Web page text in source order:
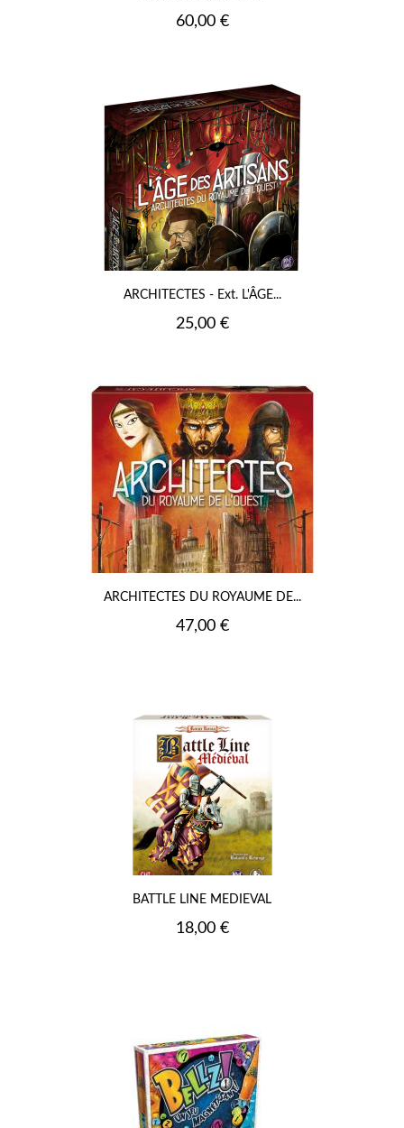
Prix
60,00 €
ARCHITECTES - Ext. L'ÂGE...
Prix
25,00 €
ARCHITECTES DU ROYAUME DE...
Prix
47,00 €
BATTLE LINE MEDIEVAL
Prix
18,00 €